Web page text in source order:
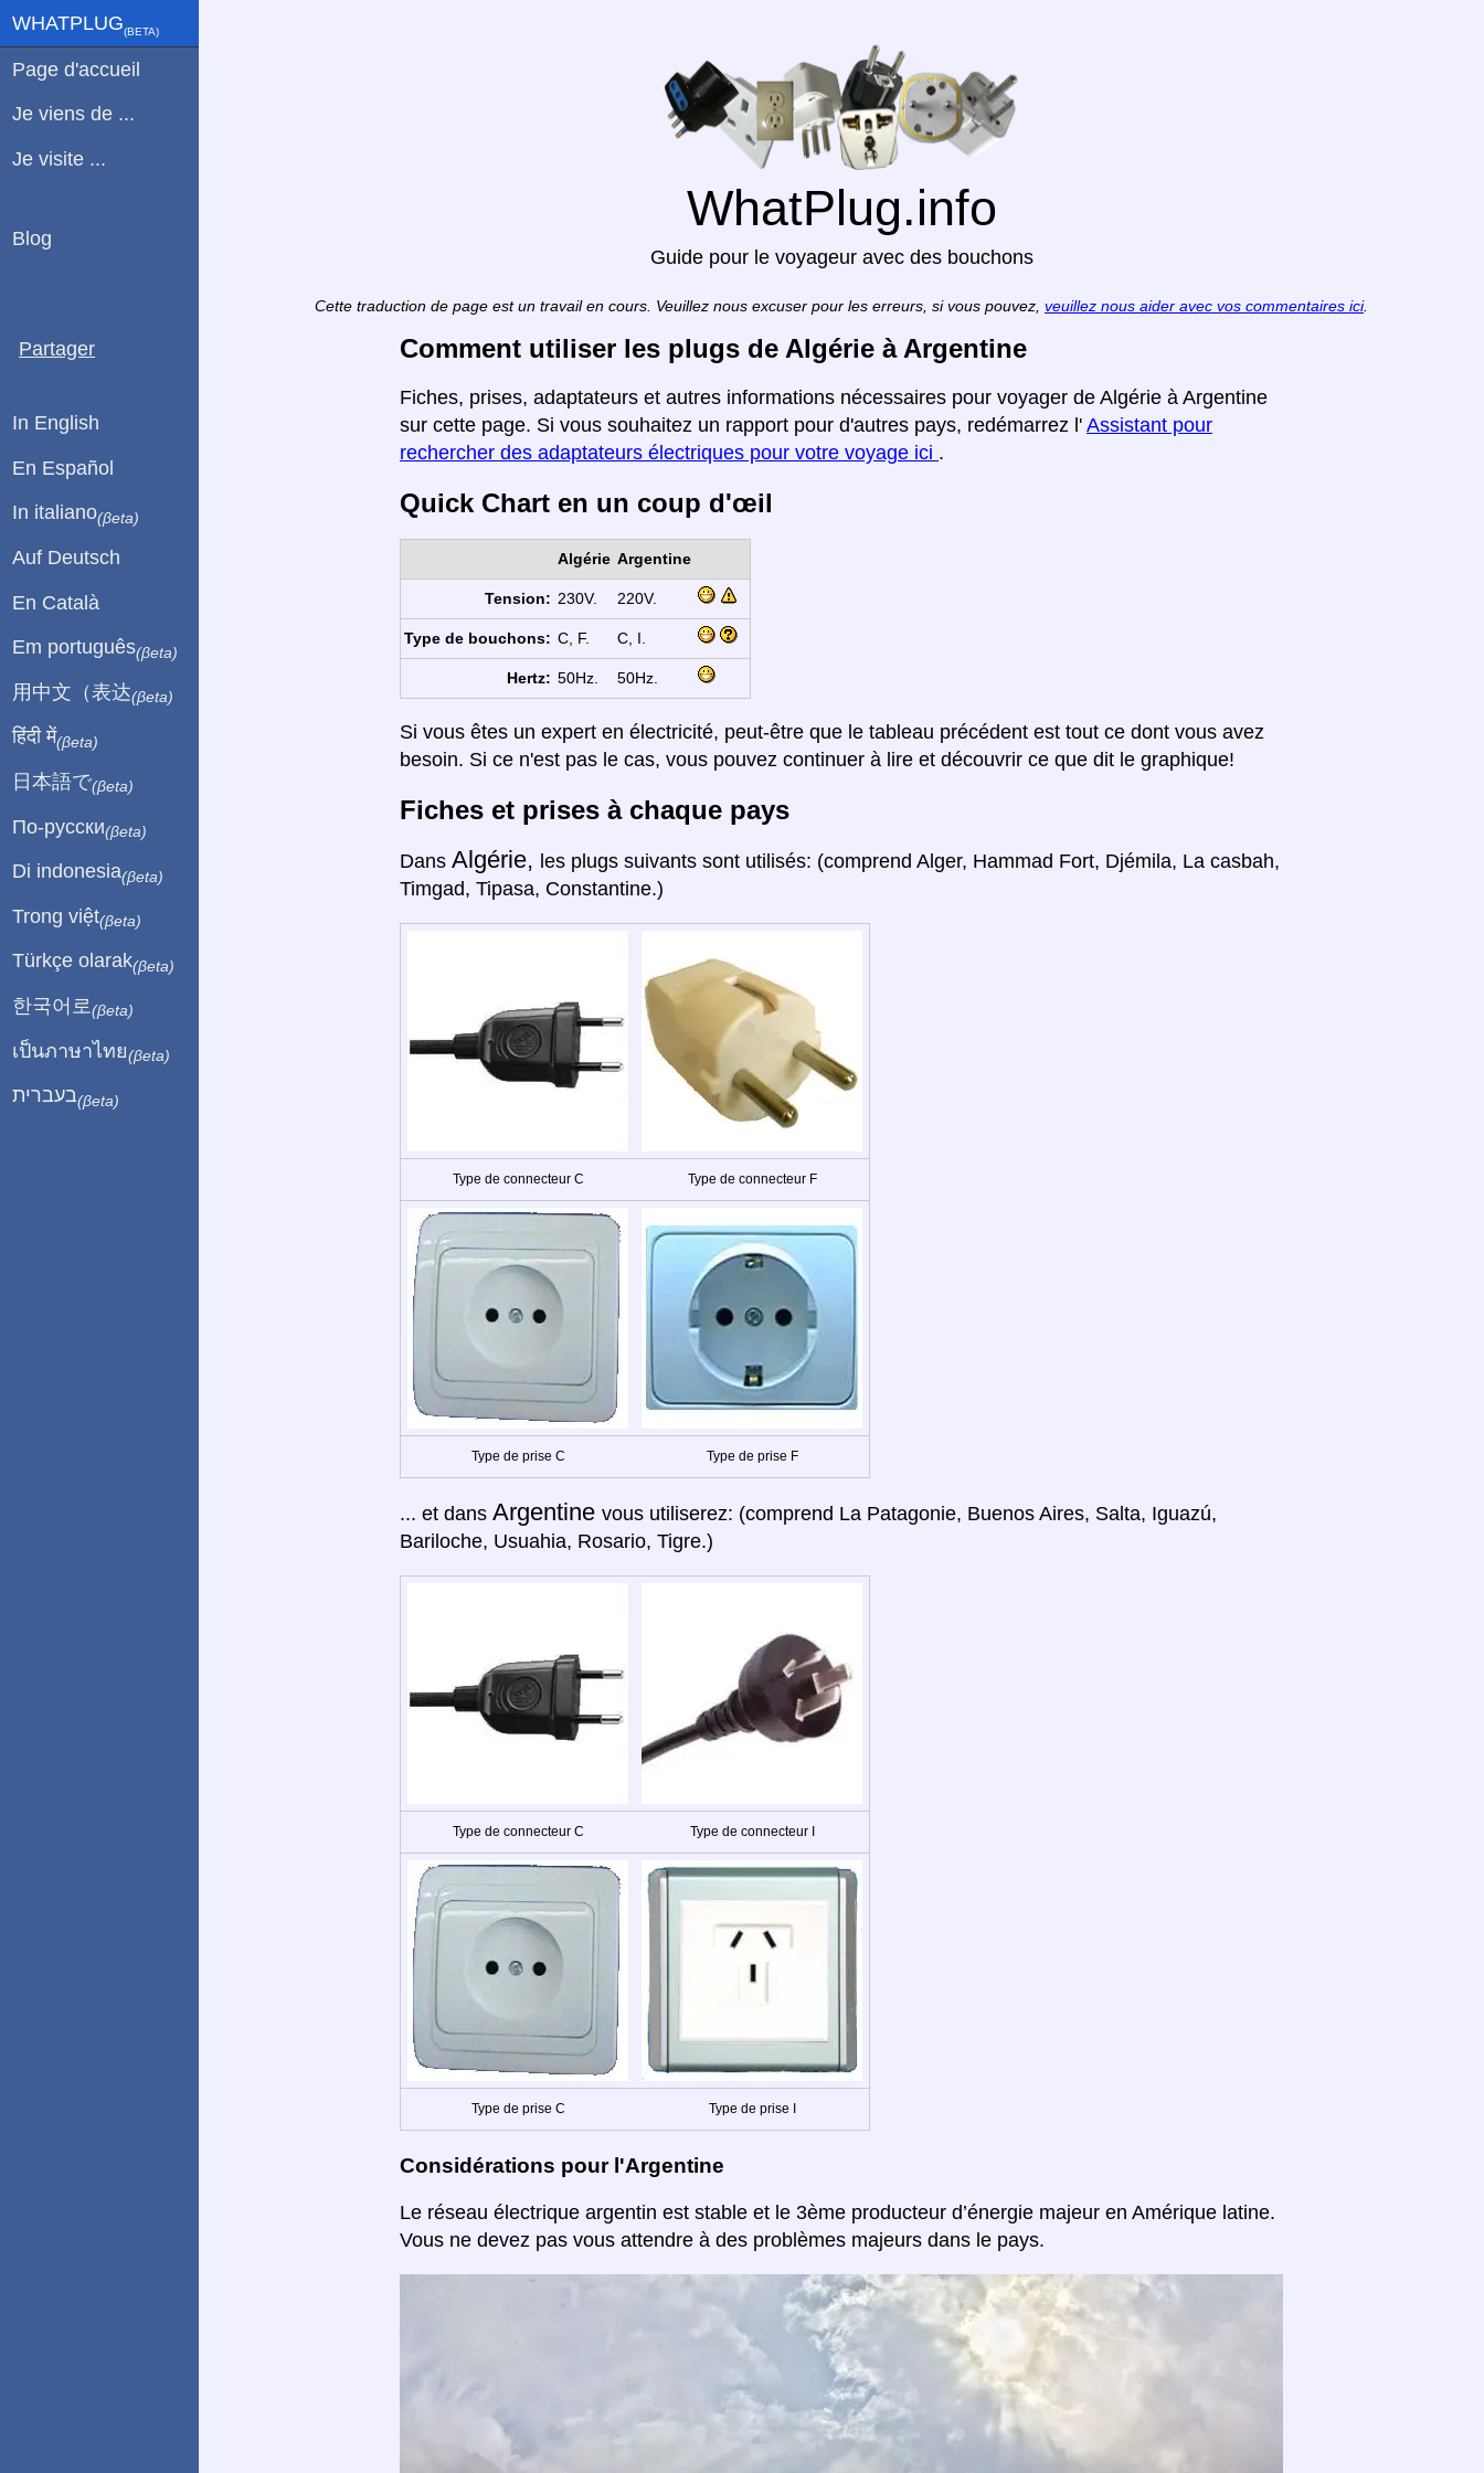
WhatPlug.info
Guide pour le voyageur avec des bouchons
Cette traduction de page est un travail en cours. Veuillez nous excuser pour les erreurs, si vous pouvez, veuillez nous aider avec vos commentaires ici.
Comment utiliser les plugs de Algérie à Argentine
Fiches, prises, adaptateurs et autres informations nécessaires pour voyager de Algérie à Argentine
sur cette page. Si vous souhaitez un rapport pour d'autres pays, redémarrez l' Assistant pour
rechercher des adaptateurs électriques pour votre voyage ici .
Quick Chart en un coup d'œil
Algérie Argentine
Tension: 230V. 220V.
Type de bouchons: C, F. C, I.
Hertz: 50Hz. 50Hz.
Si vous êtes un expert en électricité, peut-être que le tableau précédent est tout ce dont vous avez
besoin. Si ce n'est pas le cas, vous pouvez continuer à lire et découvrir ce que dit le graphique!
Fiches et prises à chaque pays
Dans Algérie, les plugs suivants sont utilisés: (comprend Alger, Hammad Fort, Djémila, La casbah,
Timgad, Tipasa, Constantine.)
Type de connecteur C Type de connecteur F
Type de prise C Type de prise F
... et dans Argentine vous utiliserez: (comprend La Patagonie, Buenos Aires, Salta, Iguazú,
Bariloche, Usuahia, Rosario, Tigre.)
Type de connecteur C Type de connecteur I
Type de prise C Type de prise I
Considérations pour l'Argentine
Le réseau électrique argentin est stable et le 3ème producteur d’énergie majeur en Amérique latine.
Vous ne devez pas vous attendre à des problèmes majeurs dans le pays.
WHATPLUG(ΒETA)
Page d'accueil
Je viens de ...
Je visite ...
Blog
Partager
In English
En Español
In italiano(βeta)
Auf Deutsch
En Català
Em português(βeta)
用中文（表达(βeta)
हिंदी में(βeta)
日本語で(βeta)
По-русски(βeta)
Di indonesia(βeta)
Trong việt(βeta)
Türkçe olarak(βeta)
한국어로 (βeta)
เป็นภาษาไทย(βeta)
בעברית(βeta)